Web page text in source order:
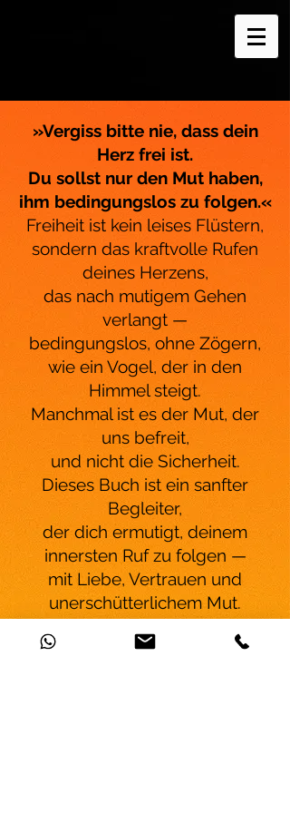
»Vergiss bitte nie, dass dein
Herz frei ist.
Du sollst nur den Mut haben,
ihm bedingungslos zu folgen.«
Freiheit ist kein leises Flüstern,
sondern das kraftvolle Rufen
deines Herzens,
das nach mutigem Gehen
verlangt —
bedingungslos, ohne Zögern,
wie ein Vogel, der in den
Himmel steigt.
Manchmal ist es der Mut, der
uns befreit,
und nicht die Sicherheit.
Dieses Buch ist ein sanfter
Begleiter,
der dich ermutigt, deinem
innersten Ruf zu folgen —
mit Liebe, Vertrauen und
unerschütterlichem Mut.
Gedankenreise